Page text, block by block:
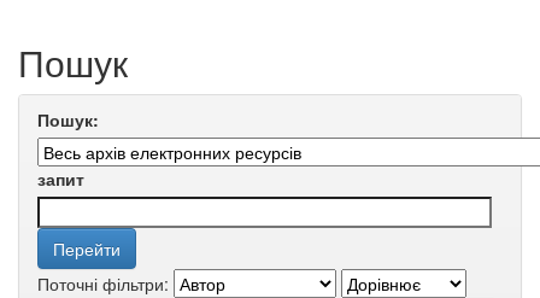
Пошук
Пошук:
запит
Поточні фільтри: